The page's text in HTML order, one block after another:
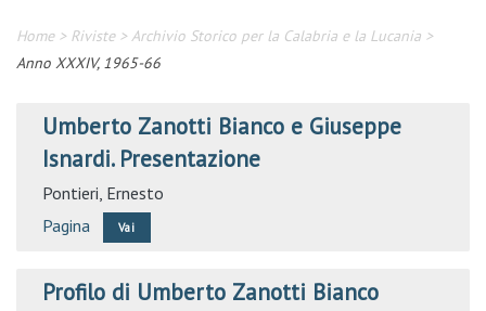
Home> Riviste> Archivio Storico per la Calabria e la Lucania >
Anno XXXIV, 1965-66
Umberto Zanotti Bianco e Giuseppe
Isnardi. Presentazione
Pontieri, Ernesto
Pagina
Vai
Profilo di Umberto Zanotti Bianco